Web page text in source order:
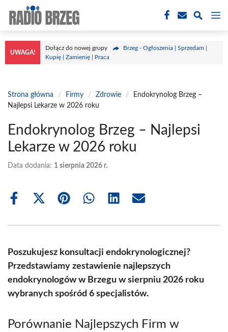
treści
UWAGA!
Dołącz do nowej grupy
Brzeg - Ogłoszenia | Sprzedam |
Kupię | Zamienię | Praca
Strona główna / Firmy / Zdrowie /
Endokrynolog Brzeg –
Najlepsi Lekarze w 2026 roku
Endokrynolog Brzeg – Najlepsi
Lekarze w 2026 roku
Data dodania: 1 sierpnia 2026 r.
Share
Share
(Twitter)
Share Share Share Share
Poszukujesz konsultacji endokrynologicznej?
Przedstawiamy zestawienie najlepszych
endokrynologów w Brzegu w sierpniu 2026 roku
wybranych spośród 6 specjalistów.
Porównanie Najlepszych Firm w